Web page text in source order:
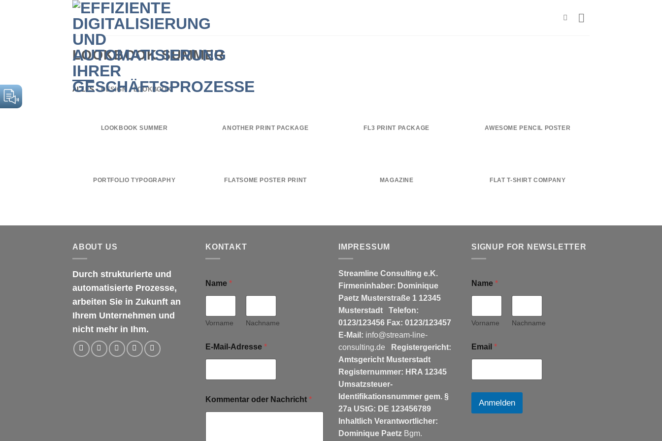
LOOKBOOK SUMMER
ALLES DESIGN LOOKBOOK
LOOKBOOK SUMMER ANOTHER PRINT PACKAGE FL3 PRINT PACKAGE AWESOME PENCIL POSTER
PORTFOLIO TYPOGRAPHY FLATSOME POSTER PRINT MAGAZINE FLAT T-SHIRT COMPANY
ABOUT US
Durch strukturierte und
automatisierte Prozesse,
arbeiten Sie in Zukunft an
Ihrem Unternehmen und
nicht mehr in Ihm.
KONTAKT
Name *
Vorname Nachname
E-Mail-Adresse *
Kommentar oder Nachricht *
IMPRESSUM
Streamline Consulting e.K.
Firmeninhaber: Dominique
Paetz Musterstraße 1 12345
Musterstadt
Telefon:
0123/123456 Fax: 0123/123457
E-Mail: info@stream-line-
consulting.de
Registergericht:
Amtsgericht Musterstadt
Registernummer: HRA 12345
Umsatzsteuer-
Identifikationsnummer gem. §
27a UStG: DE 123456789
Inhaltlich Verantwortlicher:
Dominique Paetz Bgm.
SIGNUP FOR NEWSLETTER
Name *
Vorname Nachname
Email *
Anmelden